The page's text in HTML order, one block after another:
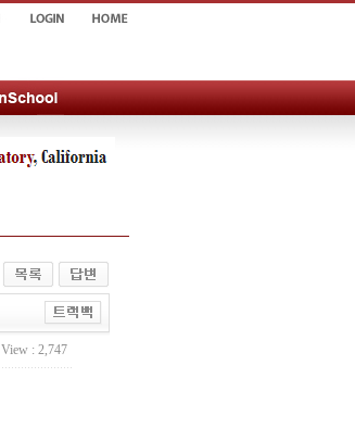
View : 2,747